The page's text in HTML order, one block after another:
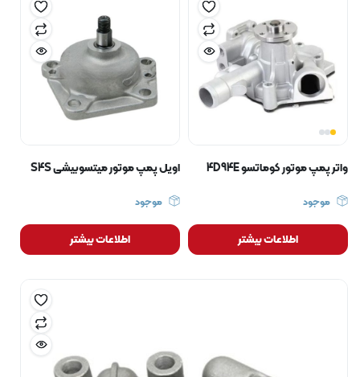
واتر پمپ موتور کوماتسو 4D94E
موجود
اطلاعات بیشتر
اویل پمپ موتور میتسوبیشی S4S
موجود
اطلاعات بیشتر